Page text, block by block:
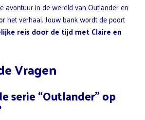
avontuur in de wereld van Outlander en
het verhaal. Jouw bank wordt de poort
reis door de tijd met Claire en
Vragen
serie “Outlander” op